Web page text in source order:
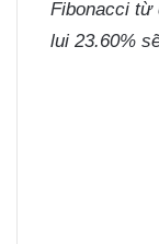
Fibonacci từ
lui 23.60%